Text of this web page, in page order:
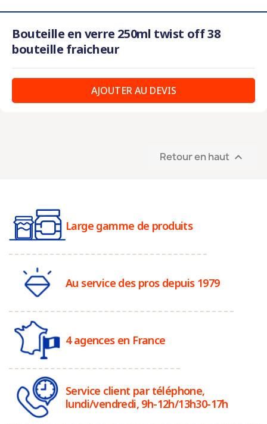
Bouteille en verre 250ml twist off 38
bouteille fraicheur
AJOUTER AU DEVIS
Retour en haut 
Large gamme de produits
Au service des pros depuis 1979
4 agences en France
Service client par téléphone,
lundi/vendredi, 9h-12h/13h30-17h